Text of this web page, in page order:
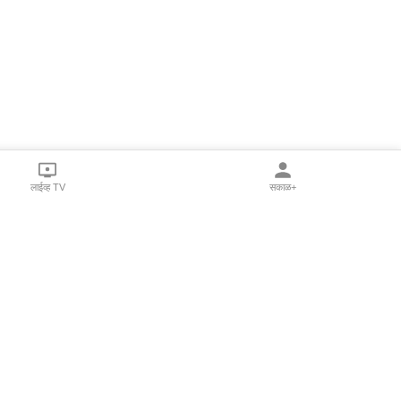
लाईव्ह TV सकाळ+